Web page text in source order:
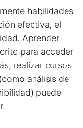
habilidades
efectiva, el
Aprender
para acceder
realizar cursos
análisis de
puede